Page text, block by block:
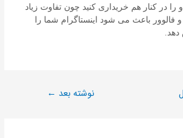
را در کنار هم خریداری کنید چون تفاوت زیاد
و فالوور باعث می شود اینستاگرام شما را
نوشته بعد ←